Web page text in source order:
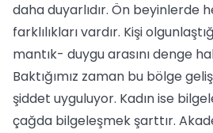
daha duyarlıdır. Ön beyinlerde
farklılıkları vardır. Kişi
mantık- duygu arasını denge
Baktığımız zaman bu bölge
şiddet uyguluyor. Kadın ise
çağda bilgeleşmek şarttır.